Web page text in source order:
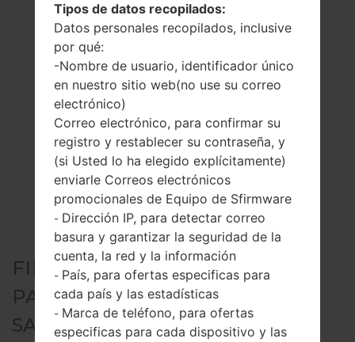
FIRMWARE OFICIAL #25159
PARA GT-S7273T -
SAMSUNGGALAXY S2 DUOS TV
Tipos de datos recopilados:
Datos personales recopilados, inclusive
por qué:
-Nombre de usuario, identificador único
en nuestro sitio web(no use su correo
electrónico)
Correo electrónico, para confirmar su
registro y restablecer su contraseña, y
(si Usted lo ha elegido explícitamente)
enviarle Correos electrónicos
promocionales de Equipo de Sfirmware
- Dirección IP, para detectar correo
basura y garantizar la seguridad de la
cuenta, la red y la información
- País, para ofertas especificas para
cada país y las estadísticas
- Marca de teléfono, para ofertas
especificas para cada dispositivo y las